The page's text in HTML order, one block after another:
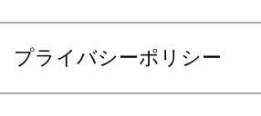
プライバシーポリシー